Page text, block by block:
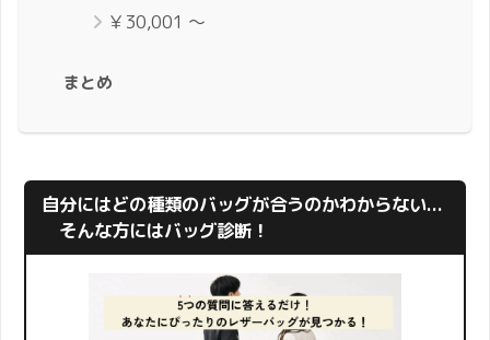
￥30,001 ～
まとめ
自分にはどの種類のバッグが合うのかわからない...
そんな方にはバッグ診断！